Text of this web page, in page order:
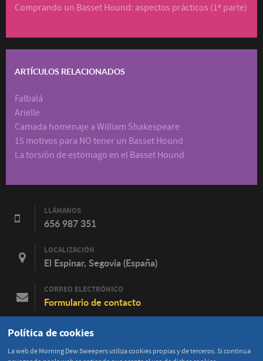
Comprando un Basset Hound: aspectos prácticos (1ª parte)
ARTÍCULOS RELACIONADOS
Falbalá
Arielle
Camada homenaje a William Shakespeare
15 motivos para NO tener un Basset Hound
La torsión de estómago en el Basset Hound
LLÁMANOS
656 987 351
LOCALIZACIÓN
El Espinar, Segovia (España)
CORREO ELECTRÓNICO
Formulario de contacto
FACEBOOK
Política de cookies
La web de Morning Dew Sweepers utiliza cookies propias y de terceros. Si continua